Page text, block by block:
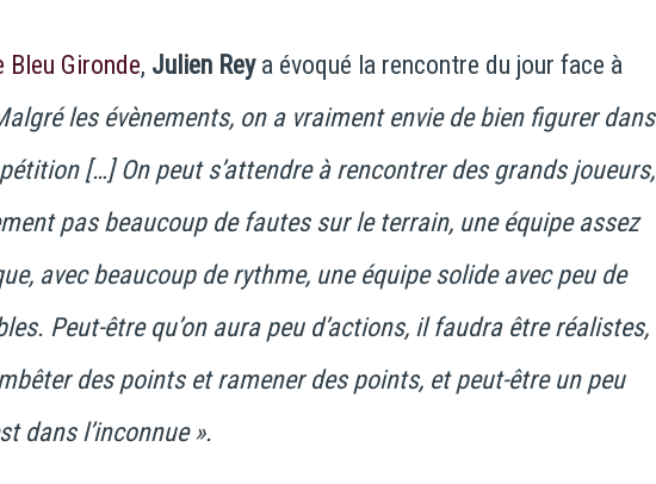
Bleu Gironde, Julien Reya évoqué la rencontre du jour face à
les évènements, on a vraiment envie de bien figurer dans
[…] On peut s’attendre à rencontrer des grands joueurs,
pas beaucoup de fautes sur le terrain, une équipe assez
avec beaucoup de rythme, une équipe solide avec peu de
Peut-être qu’on aura peu d’actions, il faudra être réalistes,
des points et ramener des points, et peut-être un peu
dans l’inconnue ».